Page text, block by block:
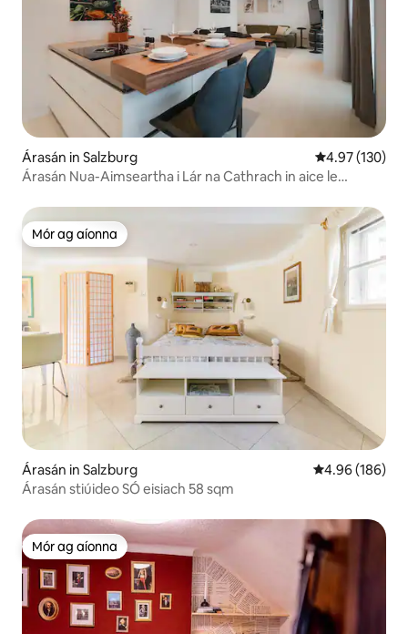
Árasán in Salzburg Meánrátáil
4.97 (130)
Árasán Nua-Aimseartha i Lár na Cathrach in aice le
Mór ag aíonna
Mór ag aíonna
Árasán in Salzburg Meánrátáil
4.96 (186)
Árasán stiúideo SÓ eisiach 58 sqm
Mór ag aíonna
Mór ag aíonna